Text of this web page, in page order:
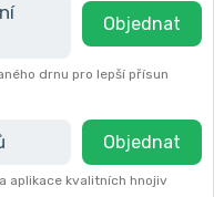
Objednat
drnu pro lepší přísun
Objednat
aplikace kvalitních hnojiv